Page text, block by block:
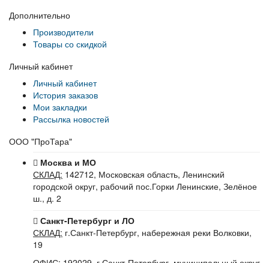
Дополнительно
Производители
Товары со скидкой
Личный кабинет
Личный кабинет
История заказов
Мои закладки
Рассылка новостей
ООО "ПроТара"
Москва и МО
СКЛАД: 142712, Московская область, Ленинский
городской округ, рабочий пос.Горки Ленинские, Зелёное
ш., д. 2
Санкт-Петербург и ЛО
СКЛАД: г.Санкт-Петербург, набережная реки Волковки,
19